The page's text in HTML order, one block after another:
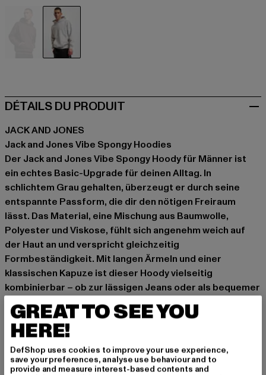
DÉTAILS DU PRODUIT
JACK AND JONES
Jack and Jones Vibe Spongy Hoodies
Der Jack and Jones Vibe Spongy Hoody für Männer ist
ein echtes Basic-Upgrade für deinen Alltag. In
schlichtem Grau gehalten, überzeugt er durch seine
entspannte Passform, die dir den nötigen Freiraum
lässt. Das Material, eine Mischung aus Baumwolle,
Polyester und Viskose, fühlt sich angenehm weich auf
der Haut an und verspricht gleichzeitig
Formbeständigkeit. Mit langen Ärmeln und einer
klassischen Kapuze ist dieser Hoody vielseitig
kombinierbar – ob zur lässigen Jeans oder als bequemer
Layer unter einer Jacke. Ein zuverlässiger Begleiter, der
sich in jede Garderobe einfügt.
Occasion: Quotidien
Découpe: Capuche
Type de manches: Manches longues
GREAT TO SEE YOU
HERE!
DefShop uses cookies to improve your use experience,
save your preferences, analyse use behaviour and to
provide and measure interest-based contents and